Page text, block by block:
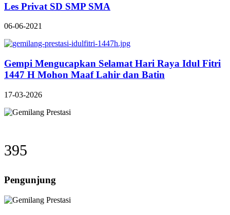
Les Privat SD SMP SMA
06-06-2021
Gempi Mengucapkan Selamat Hari Raya Idul Fitri
1447 H Mohon Maaf Lahir dan Batin
17-03-2026
395
Pengunjung